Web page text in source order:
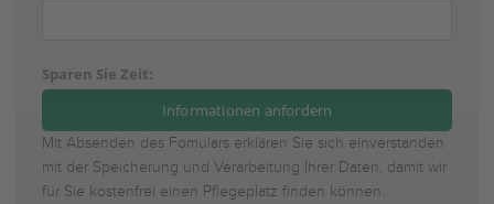
Sparen Sie Zeit:
Mit Absenden des Fomulars erklären Sie sich einverstanden
mit der Speicherung und Verarbeitung Ihrer Daten, damit wir
für Sie kostenfrei einen Pflegeplatz finden können.